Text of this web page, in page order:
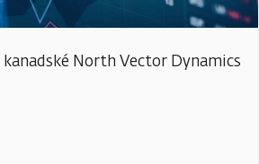
kanadské North Vector Dynamics